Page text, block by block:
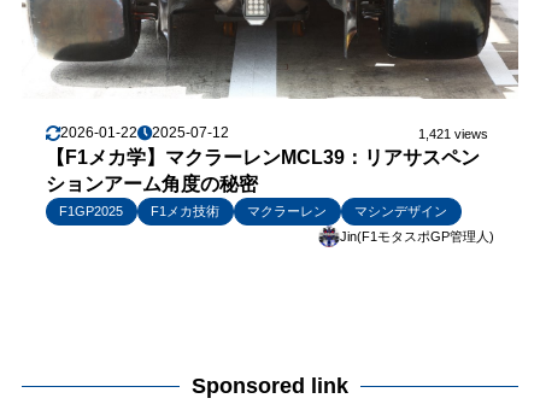
2026-01-22 2025-07-12 1,421 views
【F1メカ学】マクラーレンMCL39：リアサスペン
ションアーム角度の秘密
F1GP2025 F1メカ技術 マクラーレン
マシンデザイン
Jin(F1モタスポGP管理人)
Sponsored link